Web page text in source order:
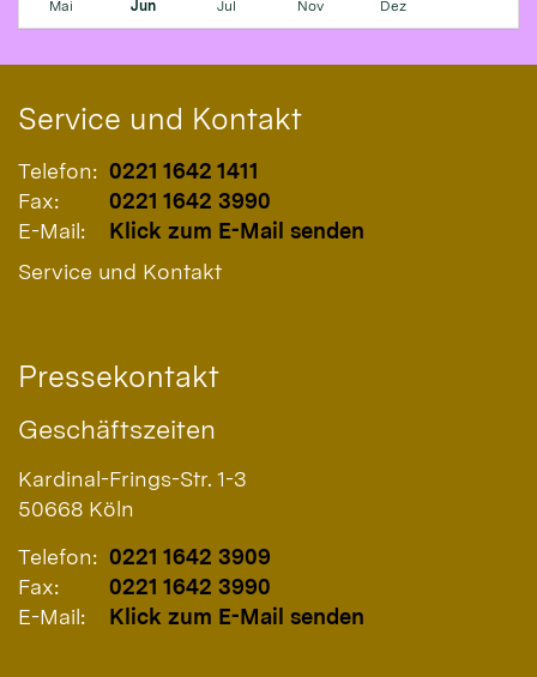
Mai Jun Jul Nov Dez
Service und Kontakt
Telefon: 0221 1642 1411
Fax:
0221 1642 3990
E-Mail:
Klick zum E-Mail senden
Service und Kontakt
Pressekontakt
Geschäftszeiten
Kardinal-Frings-Str. 1-3
50668 Köln
Telefon: 0221 1642 3909
Fax:
0221 1642 3990
E-Mail:
Klick zum E-Mail senden